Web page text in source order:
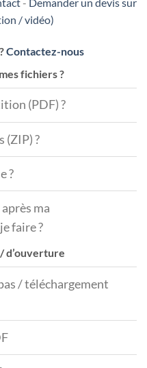
/ vidéo)
Contactez-nous
fichiers ?
(PDF) ?
(ZIP) ?
?
après ma
faire ?
d’ouverture
/ téléchargement